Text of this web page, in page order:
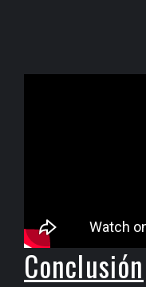
Conclusión